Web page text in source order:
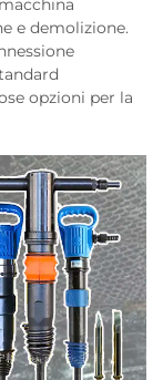
e demolizione.
opzioni per la